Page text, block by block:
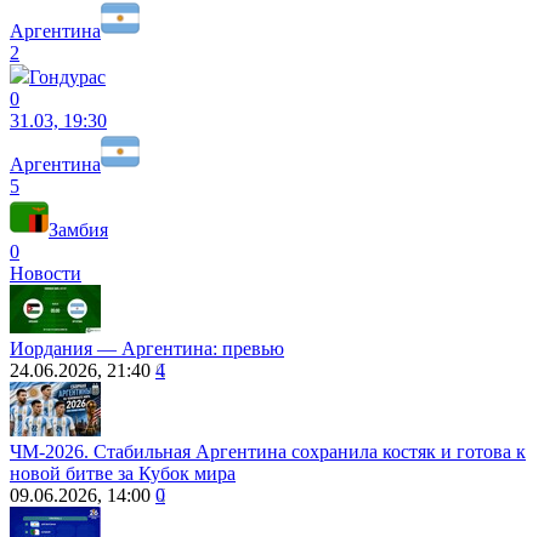
Аргентина
2
Гондурас
0
31.03, 19:30
Аргентина
5
Замбия
0
Новости
Иордания ― Аргентина: превью
24.06.2026, 21:40 4
ЧМ-2026. Стабильная Аргентина сохранила костяк и готова к
новой битве за Кубок мира
09.06.2026, 14:00 0